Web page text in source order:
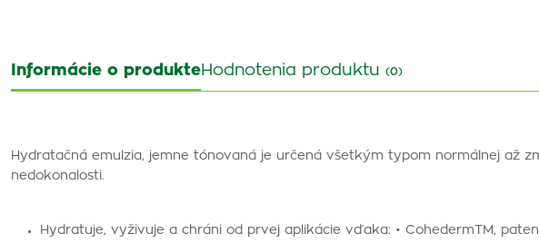
Informácie o produkteHodnotenia produktu (0)
Hydratačná emulzia, jemne tónovaná je určená všetkým typom normálnej až
nedokonalosti.
Hydratuje, vyživuje a chráni od prvej aplikácie vďaka: • CohedermTM,